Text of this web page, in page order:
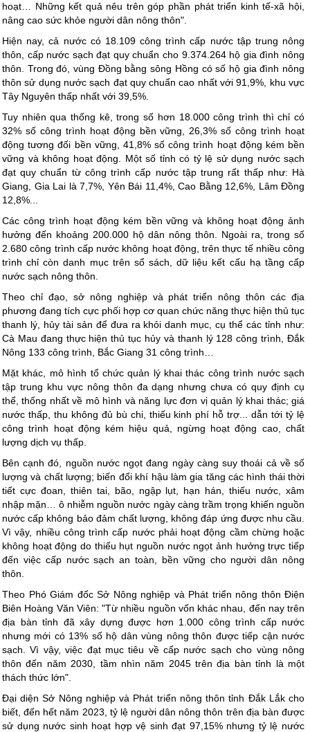
hoạt… Những kết quả nêu trên góp phần phát triển kinh tế-xã hội,
nâng cao sức khỏe người dân nông thôn".
Hiện nay, cả nước có 18.109 công trình cấp nước tập trung nông
thôn, cấp nước sạch đạt quy chuẩn cho 9.374.264 hộ gia đình nông
thôn. Trong đó, vùng Đồng bằng sông Hồng có số hộ gia đình nông
thôn sử dụng nước sạch đạt quy chuẩn cao nhất với 91,9%, khu vực
Tây Nguyên thấp nhất với 39,5%.
Tuy nhiên qua thống kê, trong số hơn 18.000 công trình thì chỉ có
32% số công trình hoạt động bền vững, 26,3% số công trình hoạt
động tương đối bền vững, 41,8% số công trình hoạt động kém bền
vững và không hoạt động. Một số tỉnh có tỷ lệ sử dụng nước sạch
đạt quy chuẩn từ công trình cấp nước tập trung rất thấp như: Hà
Giang, Gia Lai là 7,7%, Yên Bái 11,4%, Cao Bằng 12,6%, Lâm Đồng
12,8%...
Các công trình hoạt động kém bền vững và không hoạt động ảnh
hưởng đến khoảng 200.000 hộ dân nông thôn. Ngoài ra, trong số
2.680 công trình cấp nước không hoạt động, trên thực tế nhiều công
trình chỉ còn danh mục trên sổ sách, dữ liệu kết cấu hạ tầng cấp
nước sạch nông thôn.
Theo chỉ đạo, sở nông nghiệp và phát triển nông thôn các địa
phương đang tích cực phối hợp cơ quan chức năng thực hiện thủ tục
thanh lý, hủy tài sản để đưa ra khỏi danh mục, cụ thể các tỉnh như:
Cà Mau đang thực hiện thủ tục hủy và thanh lý 128 công trình, Đắk
Nông 133 công trình, Bắc Giang 31 công trình…
Mặt khác, mô hình tổ chức quản lý khai thác công trình nước sạch
tập trung khu vực nông thôn đa dạng nhưng chưa có quy định cụ
thể, thống nhất về mô hình và năng lực đơn vị quản lý khai thác; giá
nước thấp, thu không đủ bù chi, thiếu kinh phí hỗ trợ... dẫn tới tỷ lệ
công trình hoạt động kém hiệu quả, ngừng hoạt động cao, chất
lượng dịch vụ thấp.
Bên cạnh đó, nguồn nước ngọt đang ngày càng suy thoái cả về số
lượng và chất lượng; biến đổi khí hậu làm gia tăng các hình thái thời
tiết cực đoan, thiên tai, bão, ngập lụt, hạn hán, thiếu nước, xâm
nhập mặn… ô nhiễm nguồn nước ngày càng trầm trọng khiến nguồn
nước cấp không bảo đảm chất lượng, không đáp ứng được nhu cầu.
Vì vậy, nhiều công trình cấp nước phải hoạt động cầm chừng hoặc
không hoạt động do thiếu hụt nguồn nước ngọt ảnh hưởng trực tiếp
đến việc cấp nước sạch an toàn, bền vững cho người dân nông
thôn.
Theo Phó Giám đốc Sở Nông nghiệp và Phát triển nông thôn Điện
Biên Hoàng Văn Viên: "Từ nhiều nguồn vốn khác nhau, đến nay trên
địa bàn tỉnh đã xây dựng được hơn 1.000 công trình cấp nước
nhưng mới có 13% số hộ dân vùng nông thôn được tiếp cận nước
sạch. Vì vậy, việc đạt mục tiêu về cấp nước sạch cho vùng nông
thôn đến năm 2030, tầm nhìn năm 2045 trên địa bàn tỉnh là một
thách thức lớn".
Đại diện Sở Nông nghiệp và Phát triển nông thôn tỉnh Đắk Lắk cho
biết, đến hết năm 2023, tỷ lệ người dân nông thôn trên địa bàn được
sử dụng nước sinh hoạt hợp vệ sinh đạt 97,15% nhưng tỷ lệ nước